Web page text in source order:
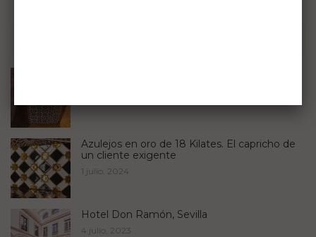
Azulejos en oro de 18 Kilates. El capricho de
un cliente exigente
1 julio, 2024
Hotel Don Ramón, Sevilla
4 julio, 2023